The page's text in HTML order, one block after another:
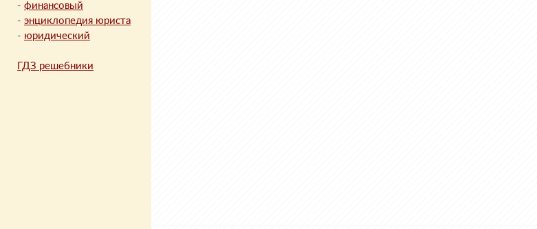
- финансовый
- энциклопедия юриста
- юридический
ГДЗ решебники